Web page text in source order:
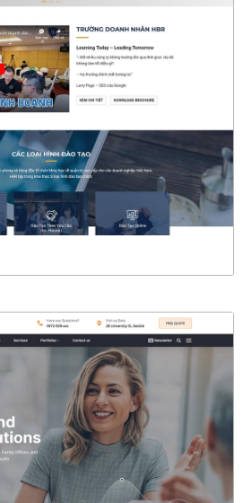
47200
CHI TIẾT
XEM THỰC TẾ
47312